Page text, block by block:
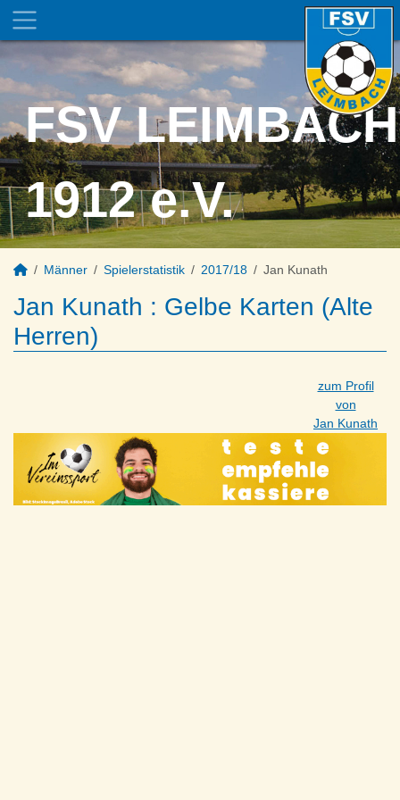
FSV LEIMBACH
1912 e.V.
Männer Spielerstatistik 2017/18 Jan Kunath
Jan Kunath : Gelbe Karten (Alte
Herren)
zum Profil
von
Jan Kunath